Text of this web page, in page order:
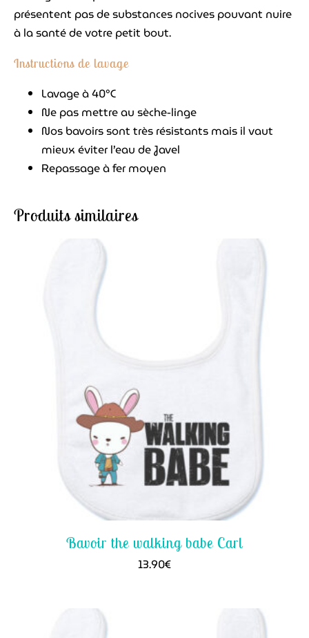
présentent pas de substances nocives pouvant nuire
à la santé de votre petit bout.
Instructions de lavage
Lavage à 40°C
Ne pas mettre au sèche-linge
Nos bavoirs sont très résistants mais il vaut
mieux éviter l’eau de Javel
Repassage à fer moyen
Produits similaires
Bavoir the walking babe Carl
13.90€